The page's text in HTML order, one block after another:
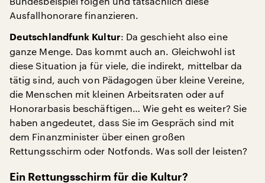
Ausfallhonorare finanzieren.
Deutschlandfunk Kultur: Da geschieht also eine
ganze Menge. Das kommt auch an. Gleichwohl ist
diese Situation ja für viele, die indirekt, mittelbar da
tätig sind, auch von Pädagogen über kleine Vereine,
die Menschen mit kleinen Arbeitsraten oder auf
Honorarbasis beschäftigen… Wie geht es weiter? Sie
haben angedeutet, dass Sie im Gespräch sind mit
dem Finanzminister über einen großen
Rettungsschirm oder Notfonds. Was soll der leisten?
Ein Rettungsschirm für die Kultur?